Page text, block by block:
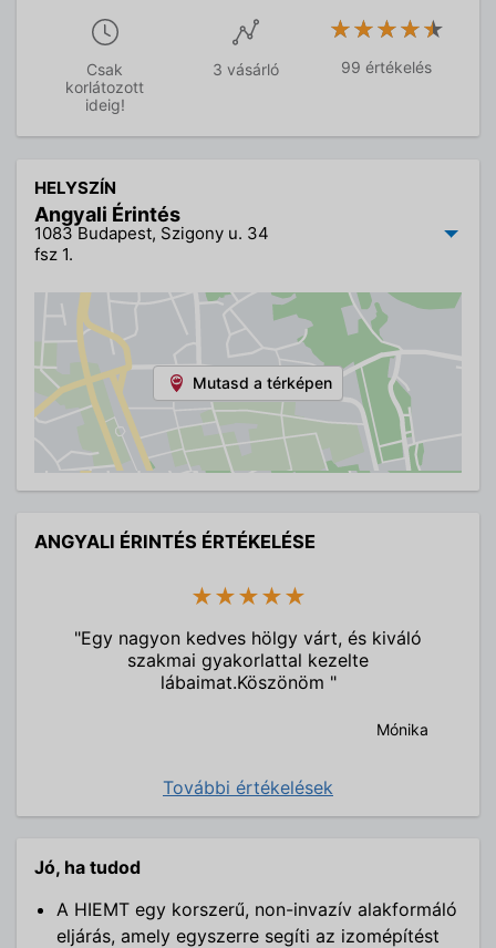
Csak
korlátozott
ideig!
3 vásárló
★★★★★
★★★★★
99 értékelés
HELYSZÍN
Angyali Érintés
1083 Budapest, Szigony u. 34
fsz 1.
Mutasd a térképen
ANGYALI ÉRINTÉS ÉRTÉKELÉSE
★★★★★
"Egy nagyon kedves hölgy várt, és kiváló
szakmai gyakorlattal kezelte
lábaimat.Köszönöm "
Mónika
További értékelések
Jó, ha tudod
A HIEMT egy korszerű, non-invazív alakformáló
eljárás, amely egyszerre segíti az izomépítést